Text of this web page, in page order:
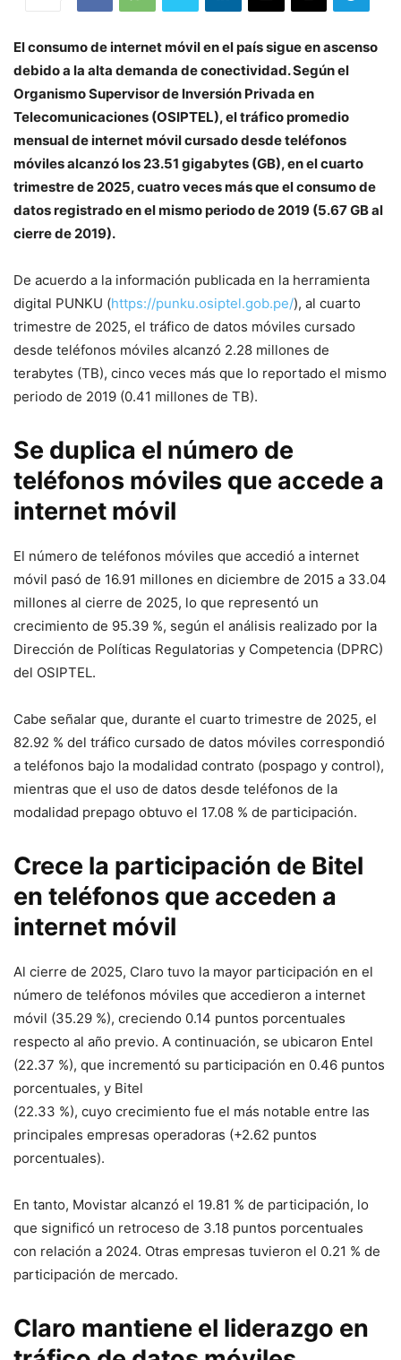
El consumo de internet móvil en el país sigue en ascenso
debido a la alta demanda de conectividad. Según el
Organismo Supervisor de Inversión Privada en
Telecomunicaciones (OSIPTEL), el tráfico promedio
mensual de internet móvil cursado desde teléfonos
móviles alcanzó los 23.51 gigabytes (GB), en el cuarto
trimestre de 2025, cuatro veces más que el consumo de
datos registrado en el mismo periodo de 2019 (5.67 GB al
cierre de 2019).
De acuerdo a la información publicada en la herramienta
digital PUNKU (https://punku.osiptel.gob.pe/), al cuarto
trimestre de 2025, el tráfico de datos móviles cursado
desde teléfonos móviles alcanzó 2.28 millones de
terabytes (TB), cinco veces más que lo reportado el mismo
periodo de 2019 (0.41 millones de TB).
Se duplica el número de
teléfonos móviles que accede a
internet móvil
El número de teléfonos móviles que accedió a internet
móvil pasó de 16.91 millones en diciembre de 2015 a 33.04
millones al cierre de 2025, lo que representó un
crecimiento de 95.39 %, según el análisis realizado por la
Dirección de Políticas Regulatorias y Competencia (DPRC)
del OSIPTEL.
Cabe señalar que, durante el cuarto trimestre de 2025, el
82.92 % del tráfico cursado de datos móviles correspondió
a teléfonos bajo la modalidad contrato (pospago y control),
mientras que el uso de datos desde teléfonos de la
modalidad prepago obtuvo el 17.08 % de participación.
Crece la participación de Bitel
en teléfonos que acceden a
internet móvil
Al cierre de 2025, Claro tuvo la mayor participación en el
número de teléfonos móviles que accedieron a internet
móvil (35.29 %), creciendo 0.14 puntos porcentuales
respecto al año previo. A continuación, se ubicaron Entel
(22.37 %), que incrementó su participación en 0.46 puntos
porcentuales, y Bitel
(22.33 %), cuyo crecimiento fue el más notable entre las
principales empresas operadoras (+2.62 puntos
porcentuales).
En tanto, Movistar alcanzó el 19.81 % de participación, lo
que significó un retroceso de 3.18 puntos porcentuales
con relación a 2024. Otras empresas tuvieron el 0.21 % de
participación de mercado.
Claro mantiene el liderazgo en